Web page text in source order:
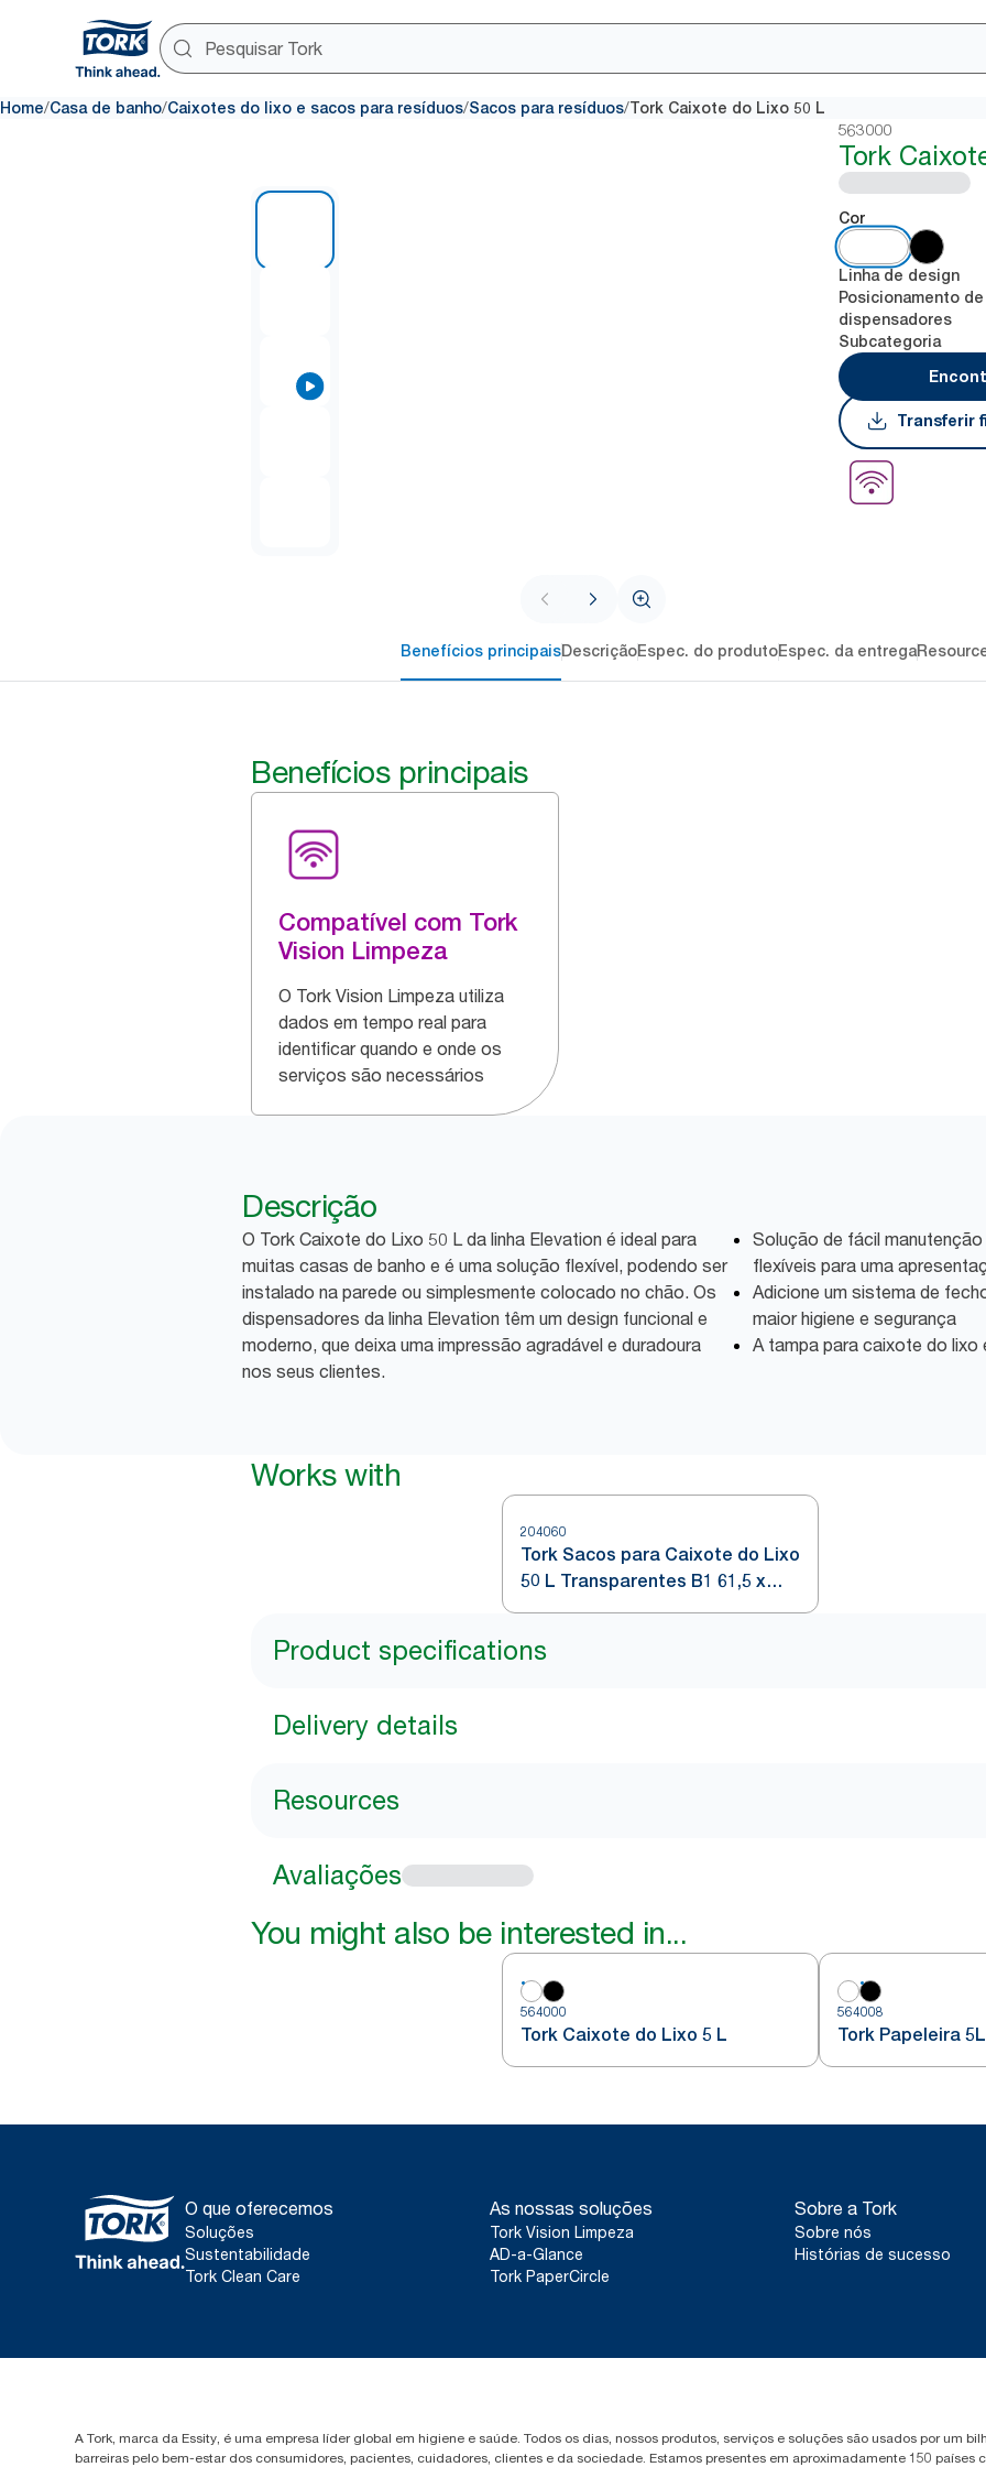
Home/Casa de banho/Caixotes do lixo e sacos para resíduos/Sacos para resíduos/Tork Caixote do Lixo 50 L
563000
Tork
Cor
Linha de design
Posicionamento de
dispensadores
Subcategoria
Transferir
Benefícios principaisDescriçãoEspec. do produtoEspec. da entrega
Benefícios principais
Compatível com Tork
Vision Limpeza
O Tork Vision Limpeza utiliza
dados em tempo real para
identificar quando e onde os
serviços são necessários
Descrição
O Tork Caixote do Lixo 50 L da linha Elevation é ideal para
muitas casas de banho e é uma solução flexível, podendo ser
instalado na parede ou simplesmente colocado no chão. Os
dispensadores da linha Elevation têm um design funcional e
moderno, que deixa uma impressão agradável e duradoura
nos seus clientes.
Solução de fácil
flexíveis para uma
Adicione um sistema de
maior higiene e segurança
A tampa para caixote do lixo
Works with
204060
Tork Sacos para Caixote do Lixo
50 L Transparentes B1 61,5 x
89,5 cm
Product specifications
Delivery details
Resources
Avaliações
You might also be interested in...
564000
Tork Caixote do Lixo 5 L
564008
Tork Papeleira 5L
O que oferecemos
Soluções
Sustentabilidade
Tork Clean Care
As nossas soluções
Tork Vision Limpeza
AD-a-Glance
Tork PaperCircle
Sobre a Tork
Sobre nós
Histórias de sucesso
A Tork, marca da Essity, é uma empresa líder global em higiene e saúde. Todos os dias, nossos produtos, serviços e soluções são usados por um
barreiras pelo bem-estar dos consumidores, pacientes, cuidadores, clientes e da sociedade. Estamos presentes em aproximadamente 150 países